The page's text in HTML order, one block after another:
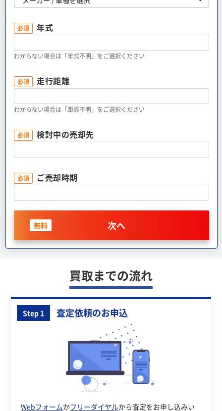
必須 年式
わからない場合は「年式不明」をご選択ください
必須 走行距離
わからない場合は「距離不明」をご選択ください
必須 検討中の売却先
必須 ご売却時期
無料 次へ
買取までの流れ
Step 1 査定依頼のお申込
Webフォームかフリーダイヤルから査定をお申し込みい